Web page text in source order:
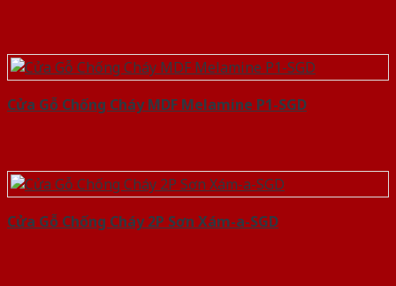
Cửa Gỗ Chống Cháy MDF Melamine P1-SGD
Cửa Gỗ Chống Cháy 2P Sơn Xám-a-SGD